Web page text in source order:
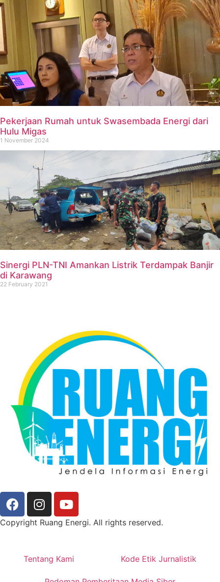
Pekerjaan Rumah untuk Swasembada Energi dari
Hulu Migas
1 November 2024
Sinergi PLN-TNI Amankan Listrik Terdampak Banjir
di Karawang
22 February 2021
Copyright Ruang Energi. All rights reserved.
Tentang Kami Kode Etik Jurnalistik